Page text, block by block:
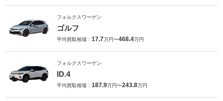
フォルクスワーゲン
ゴルフ
平均買取相場： 17.7万円〜468.4万円
フォルクスワーゲン
ID.4
平均買取相場： 187.9万円〜243.8万円